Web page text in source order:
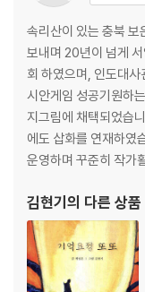
속리산이 있는 충북 보
보내며 20년이 넘게
회 하였으며, 인도대
시안게임 성공기원하
지그림에 채택되었습
에도 삽화를 연재하였
운영하며 꾸준히 작가
김현기의 다른 상품